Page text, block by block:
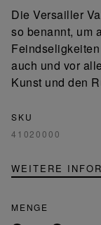
Die Versailler
so benannt, um
auch und vor
Kunst und den
SKU
41020000
WEITERE
MENGE